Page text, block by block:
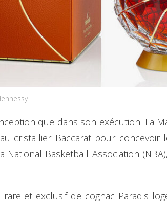
que dans son exécution. La
cristallier Baccarat pour concevoir
Basketball Association
rare et exclusif de cognac Paradis